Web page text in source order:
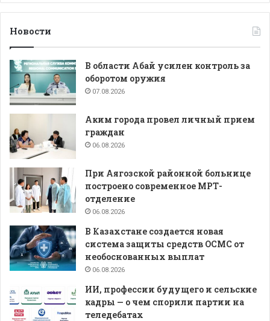
Новости
В области Абай усилен контроль за
оборотом оружия
07.08.2026
Аким города провел личный прием
граждан
06.08.2026
При Аягозской районной больнице
построено современное МРТ-
отделение
06.08.2026
В Казахстане создается новая
система защиты средств ОСМС от
необоснованных выплат
06.08.2026
ИИ, профессии будущего и сельские
кадры — о чем спорили партии на
теледебатах